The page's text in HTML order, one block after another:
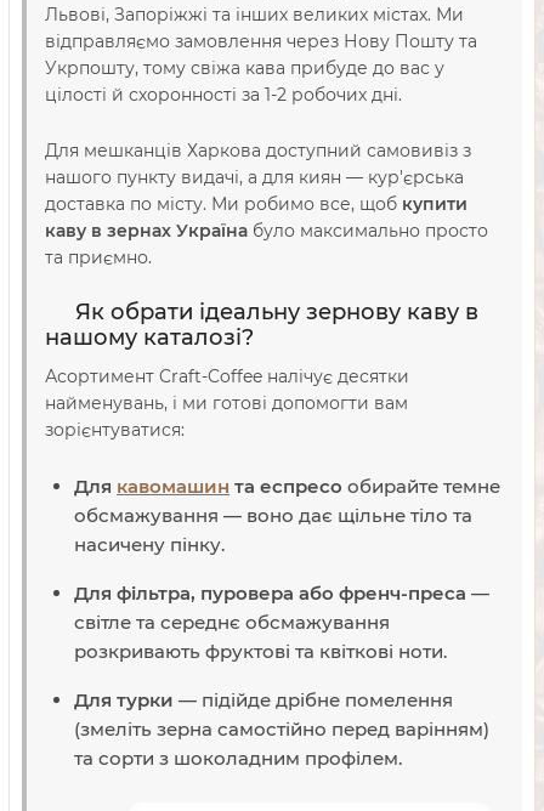
Львові, Запоріжжі та інших великих містах. Ми
відправляємо замовлення через Нову Пошту та
Укрпошту, тому свіжа кава прибуде до вас у
цілості й схоронності за 1-2 робочих дні.
Для мешканців Харкова доступний самовивіз з
нашого пункту видачі, а для киян — кур'єрська
доставка по місту. Ми робимо все, щоб купити
каву в зернах Україна було максимально просто
та приємно.
Як обрати ідеальну зернову каву в
нашому каталозі?
Асортимент Craft-Coffee налічує десятки
найменувань, і ми готові допомогти вам
зорієнтуватися:
Для кавомашин та еспресо обирайте темне
обсмажування — воно дає щільне тіло та
насичену пінку.
Для фільтра, пуровера або френч-преса —
світле та середнє обсмажування
розкривають фруктові та квіткові ноти.
Для турки — підійде дрібне помелення
(змеліть зерна самостійно перед варінням)
та сорти з шоколадним профілем.